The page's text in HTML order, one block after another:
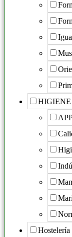
Hostelería